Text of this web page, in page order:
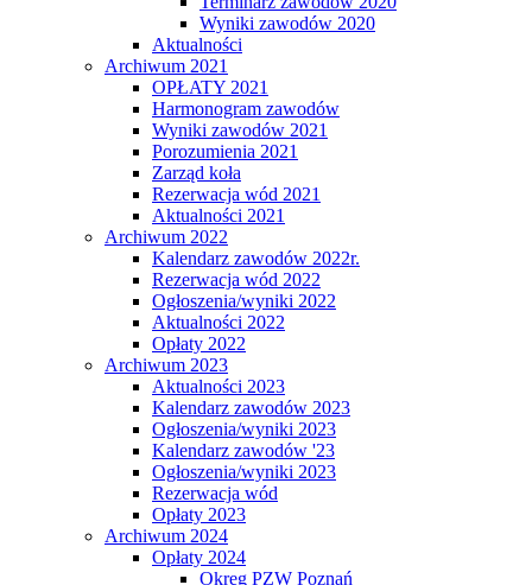
Wyniki zawodów 2020
Aktualności
Archiwum 2021
OPŁATY 2021
Harmonogram zawodów
Wyniki zawodów 2021
Porozumienia 2021
Zarząd koła
Rezerwacja wód 2021
Aktualności 2021
Archiwum 2022
Kalendarz zawodów 2022r.
Rezerwacja wód 2022
Ogłoszenia/wyniki 2022
Aktualności 2022
Opłaty 2022
Archiwum 2023
Aktualności 2023
Kalendarz zawodów 2023
Ogłoszenia/wyniki 2023
Kalendarz zawodów '23
Ogłoszenia/wyniki 2023
Rezerwacja wód
Opłaty 2023
Archiwum 2024
Opłaty 2024
Okręg PZW Poznań